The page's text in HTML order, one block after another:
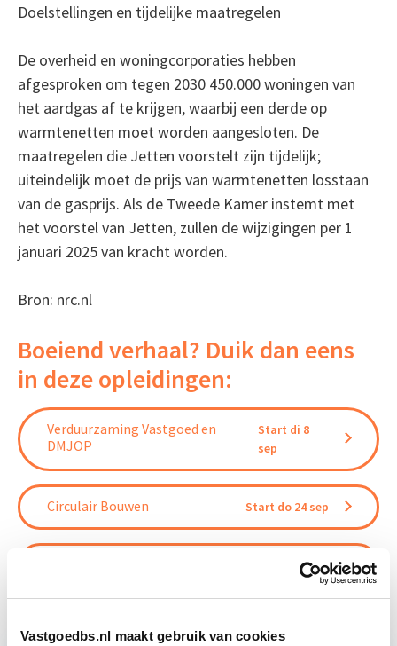
Vastgoedbs.nl maakt gebruik van cookies
Doelstellingen en tijdelijke maatregelen
De overheid en woningcorporaties hebben
afgesproken om tegen 2030 450.000 woningen van
het aardgas af te krijgen, waarbij een derde op
warmtenetten moet worden aangesloten. De
maatregelen die Jetten voorstelt zijn tijdelijk;
uiteindelijk moet de prijs van warmtenetten losstaan
van de gasprijs. Als de Tweede Kamer instemt met
het voorstel van Jetten, zullen de wijzigingen per 1
januari 2025 van kracht worden.
Bron: nrc.nl
Boeiend verhaal? Duik dan eens
in deze opleidingen:
Verduurzaming Vastgoed en
DMJOP
Start di 8
sep
Circulair Bouwen Start do 24 sep
Start wo 9 sep